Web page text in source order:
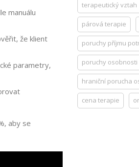
manuálu
že klient
parametry,
aby se
terapeutický vztah
párová terapie
poruchy příjmu
poruchy osobnosti
hraniční porucha
cena terapie